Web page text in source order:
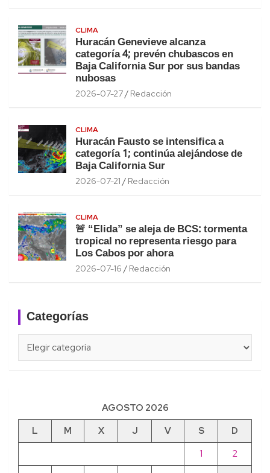
CLIMA
Huracán Genevieve alcanza
categoría 4; prevén chubascos en
Baja California Sur por sus bandas
nubosas
2026-07-27 Redacción
CLIMA
Huracán Fausto se intensifica a
categoría 1; continúa alejándose de
Baja California Sur
2026-07-21 Redacción
CLIMA
🚨 “Elida” se aleja de BCS: tormenta
tropical no representa riesgo para
Los Cabos por ahora
2026-07-16 Redacción
Categorías
AGOSTO 2026
L
M X J V S
D
1
2